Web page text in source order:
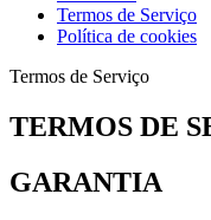
Termos de Serviço
Política de cookies
Termos de Serviço
TERMOS DE
GARANTIA